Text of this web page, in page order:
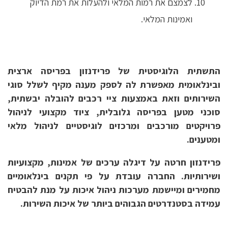
ואמינות המלאי.
התשתית הלוגיסטית של פרידנזון בפריסה ארצית
ובינלאומית מאפשרת לה לספק מענה מקיף לשלל סוגי
השירותים וזאת באמצעות ציי רכבים להובלה יבשתית,
סוכני מטען בפריסה גלובלית, ציוד מקצועי לניהול
פרויקטים מורכבים ומרכזים לוגיסטיים לניהול מלאי
ומטענים.
פרידנזון חרטה על דיגלה ערכים של אמינות, מקצועיות
ושירותיות. החברה עובדת על פי תקנים בינלאומיים
מחמירים ומיישמת מערכות ניהול איכות על מנת להבטיח
עמידה בסטנדרטים הגבוהים ביותר של איכות השירות.